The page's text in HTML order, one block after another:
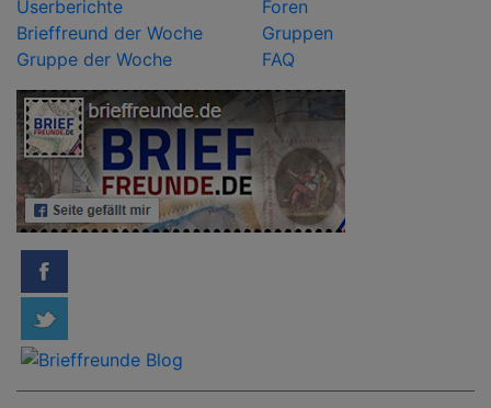
Userberichte
Brieffreund der Woche
Gruppe der Woche
Foren
Gruppen
FAQ